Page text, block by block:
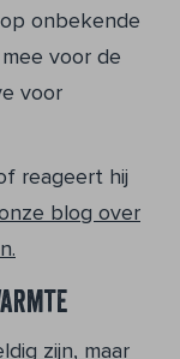
onbekende
voor de
voor
reageert hij
blog over
zijn, maar